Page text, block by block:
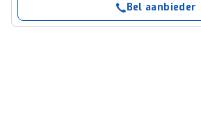
Bel aanbieder